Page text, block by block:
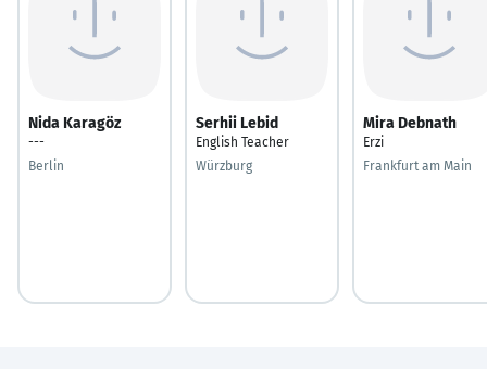
Nida Karagöz
---
Berlin
Serhii Lebid
English Teacher
Würzburg
Mira Debnath
Erzi
Frankfurt am Main